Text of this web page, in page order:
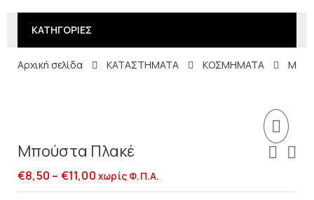
ΚΑΤΗΓΟΡΙΕΣ
Αρχική σελίδα ΚΑΤΑΣΤΗΜΑΤΑ ΚΟΣΜΗΜΑΤΑ
Μπούστα Πλακέ
€8,50 – €11,00 χωρίς Φ.Π.Α.